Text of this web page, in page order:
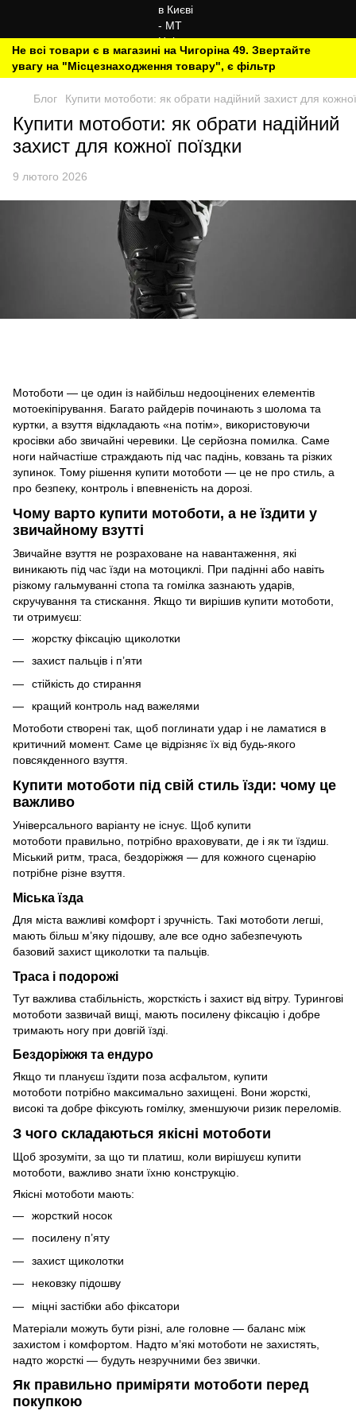
Не всі товари є в магазині на Чигоріна 49. Звертайте
увагу на "Місцезнаходження товару", є фільтр
Блог Купити мотоботи: як обрати надійний захист для
Купити мотоботи: як обрати надійний
захист для кожної поїздки
9 лютого 2026
Мотоботи — це один із найбільш недооцінених елементів
мотоекіпірування. Багато райдерів починають з шолома та
куртки, а взуття відкладають «на потім», використовуючи
кросівки або звичайні черевики. Це серйозна помилка. Саме
ноги найчастіше страждають під час падінь, ковзань та різких
зупинок. Тому рішення купити мотоботи — це не про стиль, а
про безпеку, контроль і впевненість на дорозі.
Чому варто купити мотоботи, а не їздити у
звичайному взутті
Звичайне взуття не розраховане на навантаження, які
виникають під час їзди на мотоциклі. При падінні або навіть
різкому гальмуванні стопа та гомілка зазнають ударів,
скручування та стискання. Якщо ти вирішив купити мотоботи,
ти отримуєш:
жорстку фіксацію щиколотки
захист пальців і п’яти
стійкість до стирання
кращий контроль над важелями
Мотоботи створені так, щоб поглинати удар і не ламатися в
критичний момент. Саме це відрізняє їх від будь-якого
повсякденного взуття.
Купити мотоботи під свій стиль їзди: чому це
важливо
Універсального варіанту не існує. Щоб купити
мотоботи правильно, потрібно враховувати, де і як ти їздиш.
Міський ритм, траса, бездоріжжя — для кожного сценарію
потрібне різне взуття.
Міська їзда
Для міста важливі комфорт і зручність. Такі мотоботи легші,
мають більш м’яку підошву, але все одно забезпечують
базовий захист щиколотки та пальців.
Траса і подорожі
Тут важлива стабільність, жорсткість і захист від вітру. Турингові
мотоботи зазвичай вищі, мають посилену фіксацію і добре
тримають ногу при довгій їзді.
Бездоріжжя та ендуро
Якщо ти плануєш їздити поза асфальтом, купити
мотоботи потрібно максимально захищені. Вони жорсткі,
високі та добре фіксують гомілку, зменшуючи ризик переломів.
З чого складаються якісні мотоботи
Щоб зрозуміти, за що ти платиш, коли вирішуєш купити
мотоботи, важливо знати їхню конструкцію.
Якісні мотоботи мають:
жорсткий носок
посилену п’яту
захист щиколотки
нековзку підошву
міцні застібки або фіксатори
Матеріали можуть бути різні, але головне — баланс між
захистом і комфортом. Надто м’які мотоботи не захистять,
надто жорсткі — будуть незручними без звички.
Як правильно приміряти мотоботи перед
покупкою